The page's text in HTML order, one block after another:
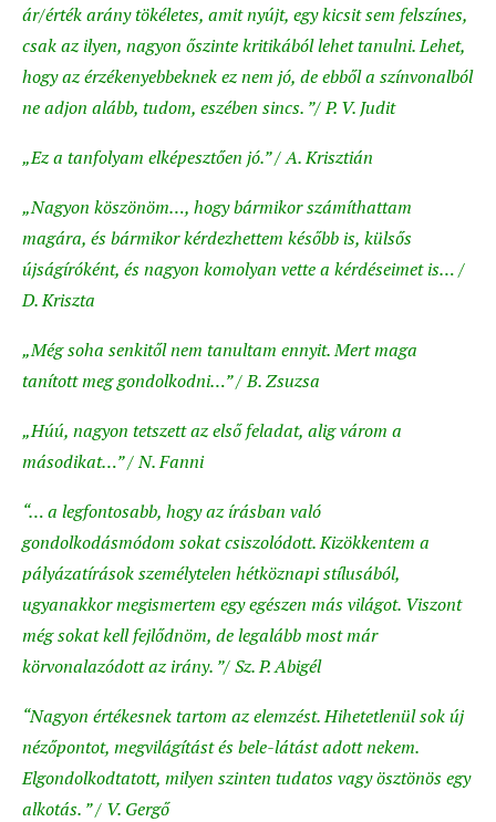
ár/érték arány tökéletes, amit nyújt, egy kicsit sem felszínes,
csak az ilyen, nagyon őszinte kritikából lehet tanulni. Lehet,
hogy az érzékenyebbeknek ez nem jó, de ebből a színvonalból
ne adjon alább, tudom, eszében sincs. ”/ P. V. Judit
„Ez a tanfolyam elképesztően jó.” / A. Krisztián
„Nagyon köszönöm…, hogy bármikor számíthattam
magára, és bármikor kérdezhettem később is, külsős
újságíróként, és nagyon komolyan vette a kérdéseimet is… /
D. Kriszta
„Még soha senkitől nem tanultam ennyit. Mert maga
tanított meg gondolkodni…” / B. Zsuzsa
„Húú, nagyon tetszett az első feladat, alig várom a
másodikat…” / N. Fanni
“… a legfontosabb, hogy az írásban való
gondolkodásmódom sokat csiszolódott. Kizökkentem a
pályázatírások személytelen hétköznapi stílusából,
ugyanakkor megismertem egy egészen más világot. Viszont
még sokat kell fejlődnöm, de legalább most már
körvonalazódott az irány. ”/ Sz. P. Abigél
“Nagyon értékesnek tartom az elemzést. Hihetetlenül sok új
nézőpontot, megvilágítást és bele-látást adott nekem.
Elgondolkodtatott, milyen szinten tudatos vagy ösztönös egy
alkotás. ” / V. Gergő